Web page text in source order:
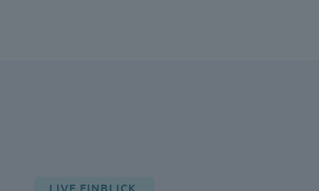
LIVE EINBLICK